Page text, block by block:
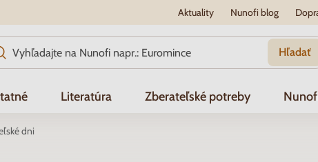
Aktuality Nunofi blog
Hľadať
Literatúra Zberateľské potreby
dni